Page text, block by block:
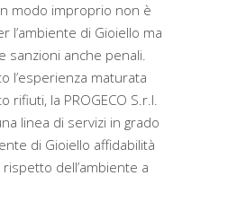
modo improprio non è
l’ambiente di Gioiello ma
sanzioni anche penali.
l’esperienza maturata
rifiuti, la PROGECO S.r.l.
linea di servizi in grado
di Gioiello affidabilità
dell’ambiente a